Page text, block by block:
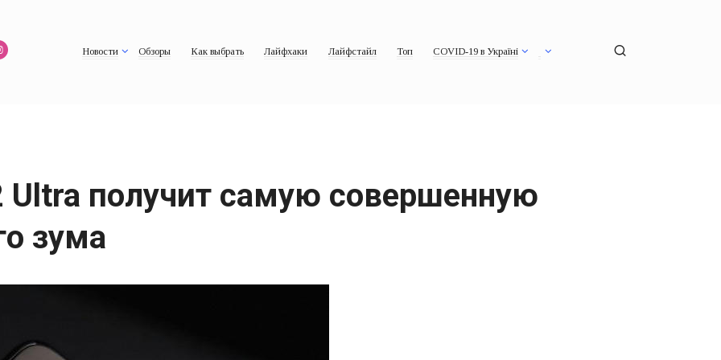
Новости Обзоры Как выбрать Лайфхаки Лайфстайл Топ COVID-19 в Україні
Ultra получит самую совершенную
зума